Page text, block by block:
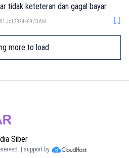
tidak keteteran dan gagal bayar.
01 Jul 2024 - 09:33AM
more to load
Siber
| support by